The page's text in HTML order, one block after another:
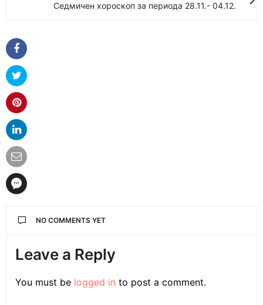
Седмичен хороскоп за периода 28.11.- 04.12.
NO COMMENTS YET
Leave a Reply
You must be logged in to post a comment.